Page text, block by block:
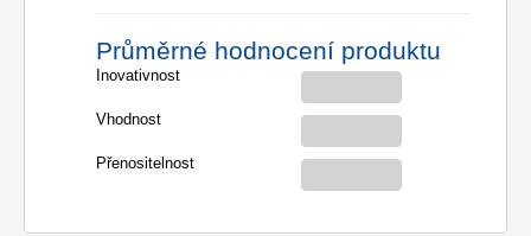
Průměrné hodnocení produktu
Inovativnost
Vhodnost
Přenositelnost